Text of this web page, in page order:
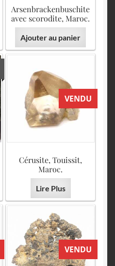
Arsenbrackenbuschite
avec scorodite, Maroc.
Ajouter au panier
VENDU
Cérusite, Touissit,
Maroc.
Lire Plus
VENDU